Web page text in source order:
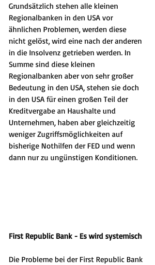
Grundsätzlich stehen alle kleinen
Regionalbanken in den USA vor
ähnlichen Problemen, werden diese
nicht gelöst, wird eine nach der anderen
in die Insolvenz getrieben werden. In
Summe sind diese kleinen
Regionalbanken aber von sehr großer
Bedeutung in den USA, stehen sie doch
in den USA für einen großen Teil der
Kreditvergabe an Haushalte und
Unternehmen, haben aber gleichzeitig
weniger Zugriffsmöglichkeiten auf
bisherige Nothilfen der FED und wenn
dann nur zu ungünstigen Konditionen.
First Republic Bank - Es wird systemisch
Die Probleme bei der First Republic Bank